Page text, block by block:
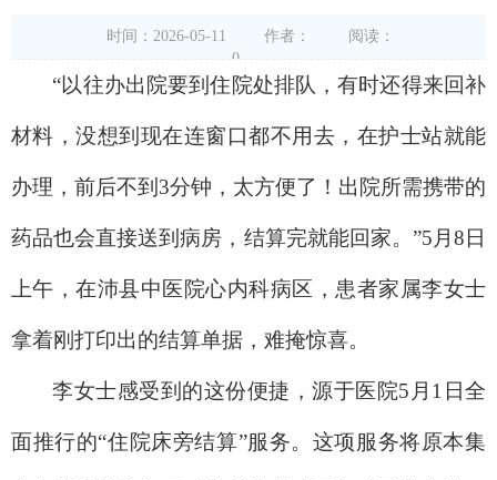
时间：2026-05-11 作者：
阅读：
0
“以往办出院要到住院处排队，有时还得来回补
材料，没想到现在连窗口都不用去，在护士站就能
办理，前后不到3分钟，太方便了！出院所需携带的
药品也会直接送到病房，结算完就能回家。”5月8日
上午，在沛县中医院心内科病区，患者家属李女士
拿着刚打印出的结算单据，难掩惊喜。
李女士感受到的这份便捷，源于医院5月1日全
面推行的“住院床旁结算”服务。这项服务将原本集